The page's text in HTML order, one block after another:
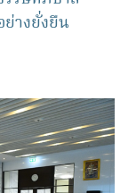
างยั่งยืน